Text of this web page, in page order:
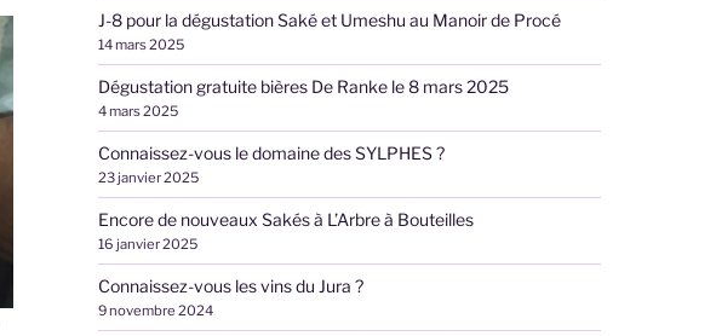
J-8 pour la dégustation Saké et Umeshu au Manoir de Procé
14 mars 2025
Dégustation gratuite bières De Ranke le 8 mars 2025
4 mars 2025
Connaissez-vous le domaine des SYLPHES ?
23 janvier 2025
Encore de nouveaux Sakés à L’Arbre à Bouteilles
16 janvier 2025
Connaissez-vous les vins du Jura ?
9 novembre 2024